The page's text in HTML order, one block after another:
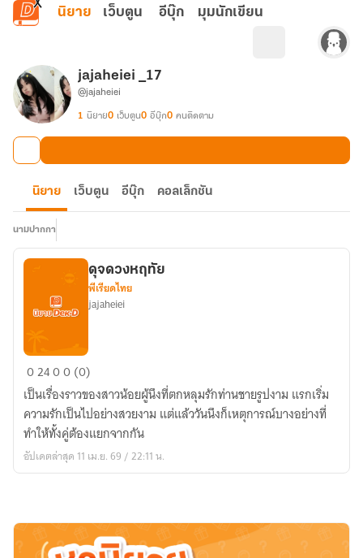
ข้ามไปยังเนื้อหาหลัก
นิยาย เว็บตูน อีบุ๊ก มุมนักเขียน
jajaheiei _17
@jajaheiei
1 นิยาย0 เว็บตูน0 อีบุ๊ก0 คนติดตาม
นิยาย เว็บตูน อีบุ๊ก คอลเล็กชัน
นามปากกา
ดุจ
ดวง
หฤทัย
ดุจดวงหฤทัย
พีเรียดไทย
jajaheiei
02400 (0)
เป็นเรื่องราวของสาวน้อยผู้นึงที่ตกหลุมรักท่านชายรูปงาม แรกเริ่ม
ความรักเป็นไปอย่างสวยงาม แต่แล้ววันนึงก็เหตุการณ์บางอย่างที่
ทำให้ทั้งคู่ต้องแยกจากกัน
อัปเดตล่าสุด 11 เม.ย. 69 / 22:11 น.